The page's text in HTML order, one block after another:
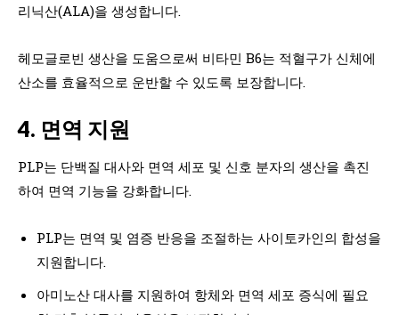
리닉산(ALA)을 생성합니다.
헤모글로빈 생산을 도움으로써 비타민 B6는 적혈구가 신체에
산소를 효율적으로 운반할 수 있도록 보장합니다.
4. 면역 지원
PLP는 단백질 대사와 면역 세포 및 신호 분자의 생산을 촉진
하여 면역 기능을 강화합니다.
PLP는 면역 및 염증 반응을 조절하는 사이토카인의 합성을
지원합니다.
아미노산 대사를 지원하여 항체와 면역 세포 증식에 필요